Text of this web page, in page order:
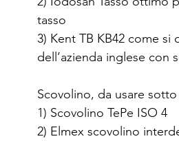
tasso
3) Kent TB KB42 come
dell’azienda inglese con
Scovolino, da usare
1) Scovolino TePe ISO 4
2) Elmex scovolino